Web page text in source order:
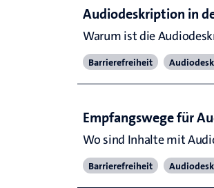
Audiodeskription in
Warum ist die
Barrierefreiheit
Empfangswege für
Wo sind Inhalte mit
Barrierefreiheit